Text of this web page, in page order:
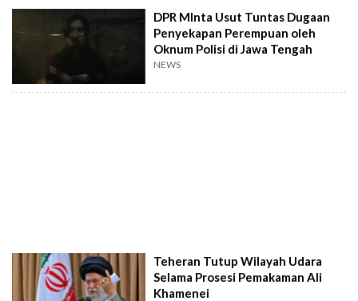
DPR MInta Usut Tuntas Dugaan
Penyekapan Perempuan oleh
Oknum Polisi di Jawa Tengah
NEWS
Teheran Tutup Wilayah Udara
Selama Prosesi Pemakaman Ali
Khamenei